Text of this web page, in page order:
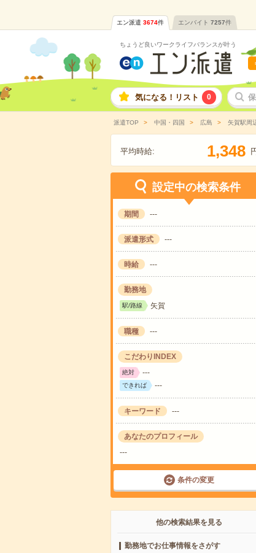
エン派遣 3674件 エンバイト 7257件
ちょうど良いワークライフバランスが叶う
気になる！リスト 0
派遣TOP 中国・四国 広島 矢賀駅周
平均時給: 1,348
設定中の検索条件
期間 ---
派遣形式 ---
時給 ---
勤務地
駅/路線 矢賀
職種 ---
こだわりINDEX
絶対 ---
できれば ---
キーワード ---
あなたのプロフィール
---
条件の変更
他の検索結果を見る
勤務地でお仕事情報をさがす